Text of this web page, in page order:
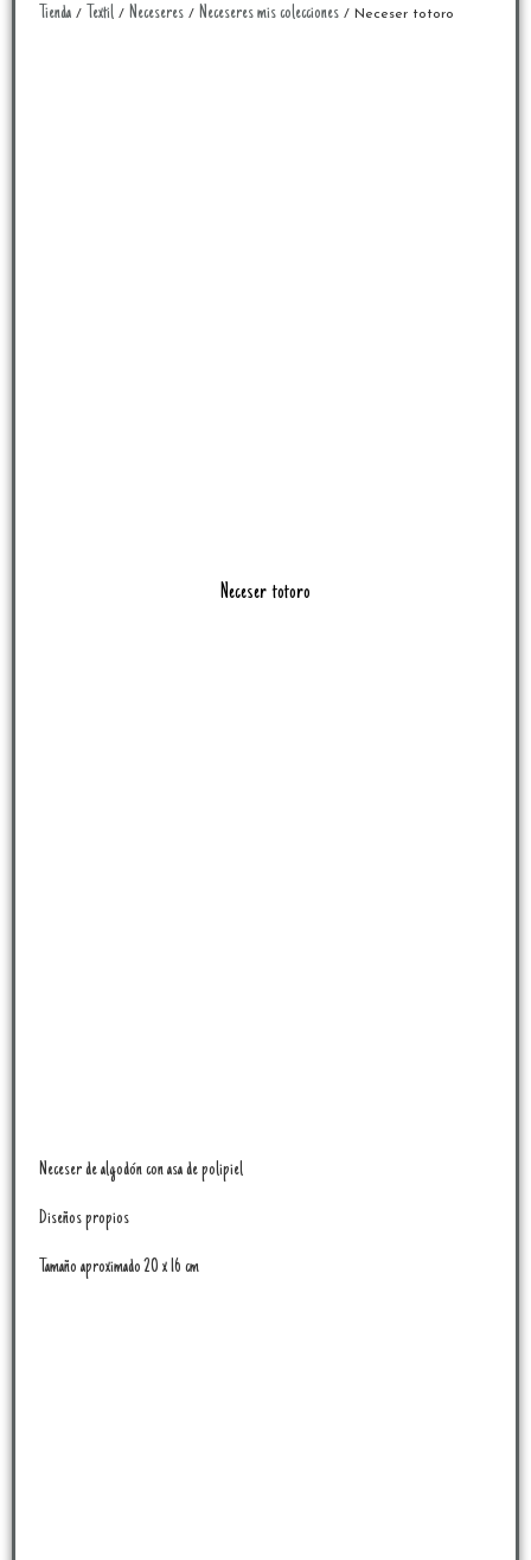
Tienda / Textil / Neceseres / Neceseres mis colecciones / Neceser totoro
Neceser totoro
Neceser de algodón con asa de polipiel
Diseños propios
Tamaño aproximado 20 x 16 cm